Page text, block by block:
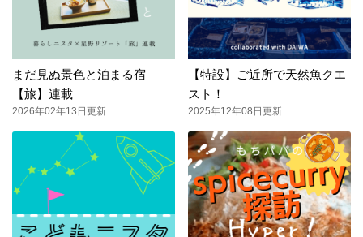
まだ見ぬ景色と泊まる宿｜
【旅】連載
2026年02年13日更新
【特設】ご近所で天然魚クエ
スト！
2025年12年08日更新